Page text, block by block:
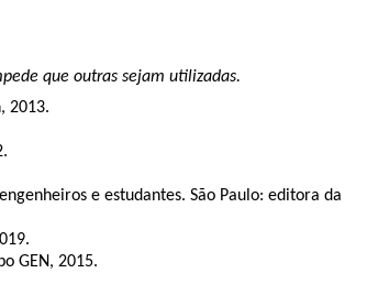
que outras sejam utilizadas.
2013.
e estudantes. São Paulo: editora da
GEN, 2015.